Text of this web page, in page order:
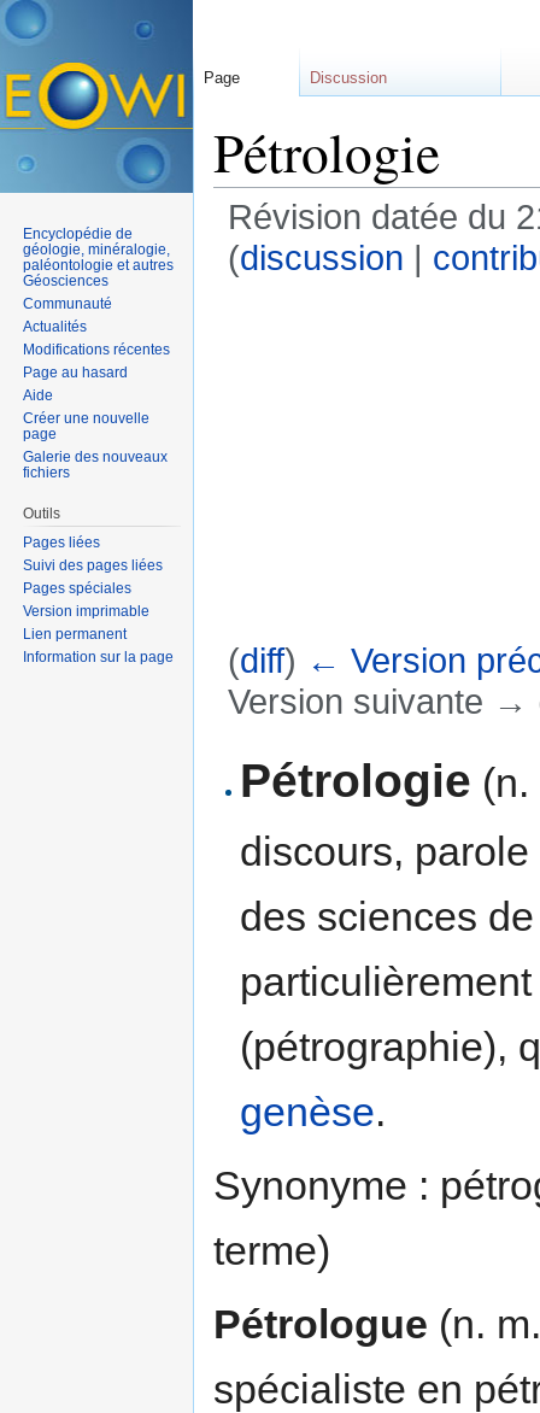
Pétrologie
Révision datée du
(discussion |
(diff) ← Version
Version suivante →
Pétrologie
discours,
des sciences
(pétrographie),
genèse.
Synonyme :
terme)
Pétrologue (n.
spécialiste en
Page Discussion
Encyclopédie de
géologie, minéralogie,
paléontologie et autres
Géosciences
Communauté
Actualités
Modifications récentes
Page au hasard
Aide
Créer une nouvelle
page
Galerie des nouveaux
fichiers
Outils
Pages liées
Suivi des pages liées
Pages spéciales
Version imprimable
Lien permanent
Information sur la page